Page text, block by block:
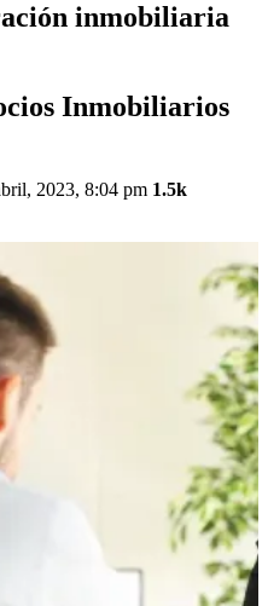
inmobiliaria
Inmobiliarios
2023, 8:04 pm 1.5k